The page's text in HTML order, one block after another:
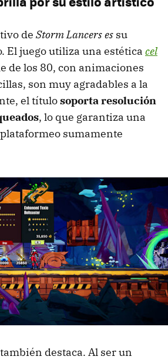
de Storm Lancers es su
El juego utiliza una estética cel
de los 80, con animaciones
son muy agradables a la
el títulosoporta resolución
, lo que garantiza una
sumamente
destaca. Al ser un